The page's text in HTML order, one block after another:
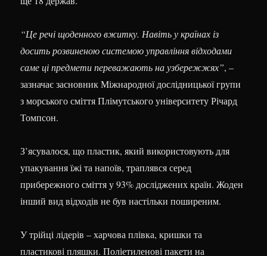
“Це речі щоденного вжитку. Навіть у країнах із
досить розвиненою системою управління відходами
саме ці предмети переважають на узбережжях”, –
зазначає засновник Міжнародної дослідницької групи
з морського сміття Плімутського університету Річард
Томпсон.
З’ясувалося, що пластик, який використовують для
упакування їжі та напоїв, траплявся серед
прибережного сміття у 93% досліджених країн. Жоден
інший вид відходів не був настільки поширеним.
У трійці лідерів – харчова плівка, кришки та
пластикові пляшки. Поліетиленові пакети на